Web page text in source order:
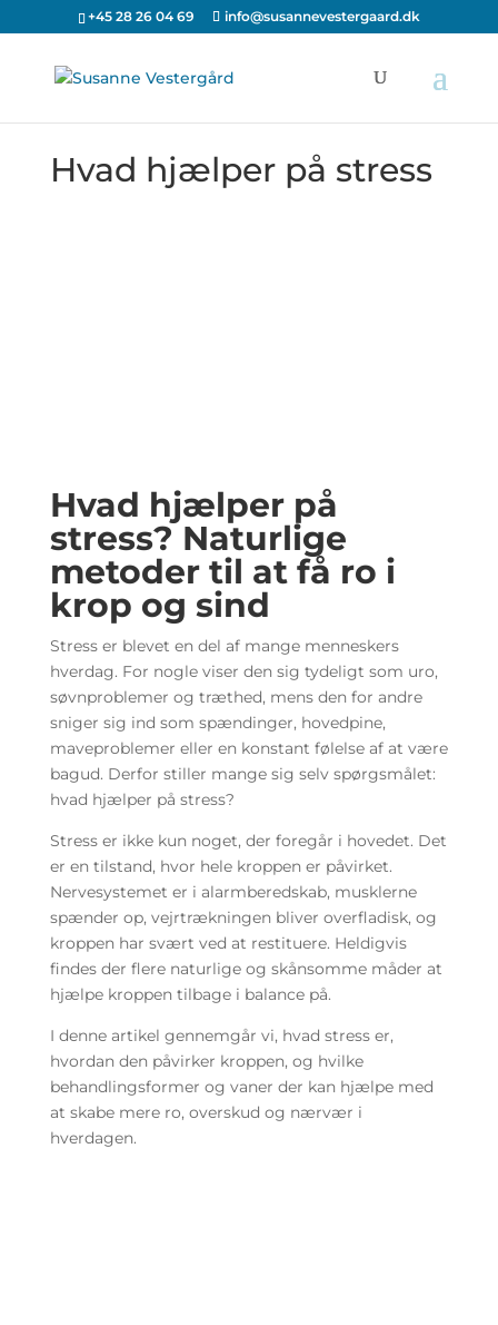
+45 28 26 04 69 info@susannevestergaard.dk
Hvad hjælper på stress
Hvad hjælper på
stress? Naturlige
metoder til at få ro i
krop og sind
Stress er blevet en del af mange menneskers
hverdag. For nogle viser den sig tydeligt som uro,
søvnproblemer og træthed, mens den for andre
sniger sig ind som spændinger, hovedpine,
maveproblemer eller en konstant følelse af at være
bagud. Derfor stiller mange sig selv spørgsmålet:
hvad hjælper på stress?
Stress er ikke kun noget, der foregår i hovedet. Det
er en tilstand, hvor hele kroppen er påvirket.
Nervesystemet er i alarmberedskab, musklerne
spænder op, vejrtrækningen bliver overfladisk, og
kroppen har svært ved at restituere. Heldigvis
findes der flere naturlige og skånsomme måder at
hjælpe kroppen tilbage i balance på.
I denne artikel gennemgår vi, hvad stress er,
hvordan den påvirker kroppen, og hvilke
behandlingsformer og vaner der kan hjælpe med
at skabe mere ro, overskud og nærvær i
hverdagen.